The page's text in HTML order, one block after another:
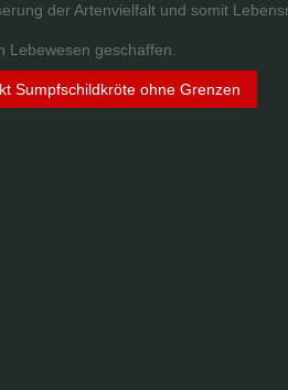
der Artenvielfalt und somit
Lebewesen geschaffen.
Sumpfschildkröte ohne Grenzen